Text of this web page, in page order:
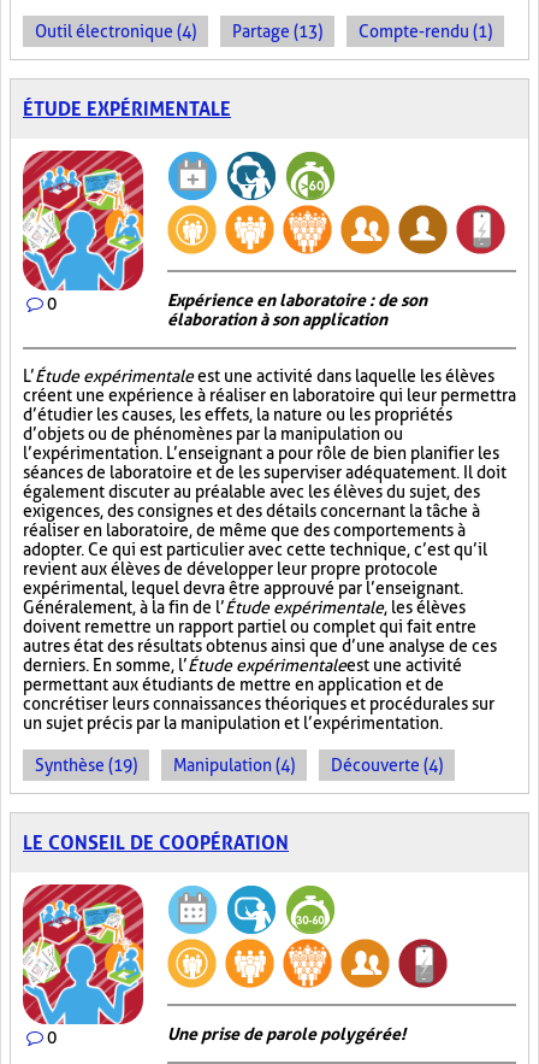
Outil électronique (4) Partage (13) Compte-rendu (1)
ÉTUDE EXPÉRIMENTALE
0
Expérience en laboratoire : de son
élaboration à son application
L’Étude expérimentaleest une activité dans laquelle les élèves
créent une expérience à réaliser en laboratoire qui leur permettra
d’étudier les causes, les effets, la nature ou les propriétés
d’objets ou de phénomènes par la manipulation ou
l’expérimentation. L’enseignant a pour rôle de bien planifier les
séances de laboratoire et de les superviser adéquatement. Il doit
également discuter au préalable avec les élèves du sujet, des
exigences, des consignes et des détails concernant la tâche à
réaliser en laboratoire, de même que des comportements à
adopter. Ce qui est particulier avec cette technique, c’est qu’il
revient aux élèves de développer leur propre protocole
expérimental, lequel devra être approuvé par l’enseignant.
Généralement, à la fin de l’Étude expérimentale, les élèves
doivent remettre un rapport partiel ou complet qui fait entre
autres état des résultats obtenus ainsi que d’une analyse de ces
derniers. En somme, l’Étude expérimentaleest une activité
permettant aux étudiants de mettre en application et de
concrétiser leurs connaissances théoriques et procédurales sur
un sujet précis par la manipulation et l’expérimentation.
Synthèse (19) Manipulation (4) Découverte (4)
LE CONSEIL DE COOPÉRATION
0 Une prise de parole polygérée!